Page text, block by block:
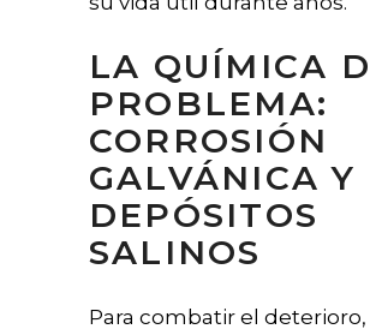
LA QUÍMICA
PROBLEMA:
CORROSIÓN
GALVÁNICA Y
DEPÓSITOS
SALINOS
Para combatir el deterioro,